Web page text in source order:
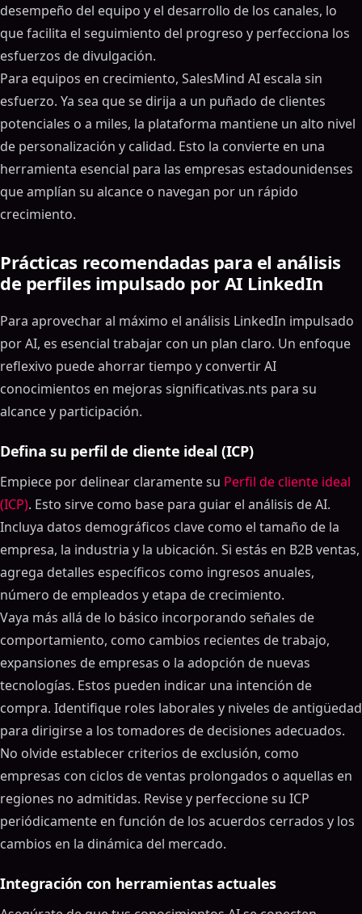
desempeño del equipo y el desarrollo de los canales, lo
que facilita el seguimiento del progreso y perfecciona los
esfuerzos de divulgación.
Para equipos en crecimiento, SalesMind AI escala sin
esfuerzo. Ya sea que se dirija a un puñado de clientes
potenciales o a miles, la plataforma mantiene un alto nivel
de personalización y calidad. Esto la convierte en una
herramienta esencial para las empresas estadounidenses
que amplían su alcance o navegan por un rápido
crecimiento.
Prácticas recomendadas para el análisis
de perfiles impulsado por AI LinkedIn
Para aprovechar al máximo el análisis LinkedIn impulsado
por AI, es esencial trabajar con un plan claro. Un enfoque
reflexivo puede ahorrar tiempo y convertir AI
conocimientos en mejoras significativas.nts para su
alcance y participación.
Defina su perfil de cliente ideal (ICP)
Empiece por delinear claramente su Perfil de cliente ideal
(ICP). Esto sirve como base para guiar el análisis de AI.
Incluya datos demográficos clave como el tamaño de la
empresa, la industria y la ubicación. Si estás en B2B ventas,
agrega detalles específicos como ingresos anuales,
número de empleados y etapa de crecimiento.
Vaya más allá de lo básico incorporando señales de
comportamiento, como cambios recientes de trabajo,
expansiones de empresas o la adopción de nuevas
tecnologías. Estos pueden indicar una intención de
compra. Identifique roles laborales y niveles de antigüedad
para dirigirse a los tomadores de decisiones adecuados.
No olvide establecer criterios de exclusión, como
empresas con ciclos de ventas prolongados o aquellas en
regiones no admitidas. Revise y perfeccione su ICP
periódicamente en función de los acuerdos cerrados y los
cambios en la dinámica del mercado.
Integración con herramientas actuales